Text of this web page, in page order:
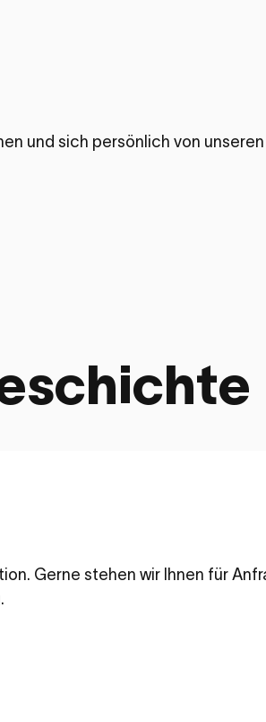
und sich persönlich von
Gerne stehen wir Ihnen für